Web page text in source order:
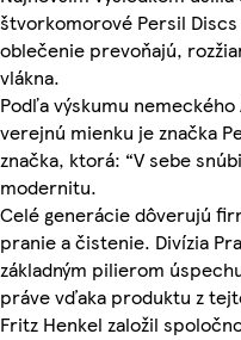
štvorkomorové Persil
oblečenie prevoňajú,
vlákna.
Podľa výskumu
verejnú mienku je značka
značka, ktorá: “V sebe
modernitu.
Celé generácie dôverujú
pranie a čistenie. Divízia
základným pilierom
práve vďaka produktu z
Fritz Henkel založil